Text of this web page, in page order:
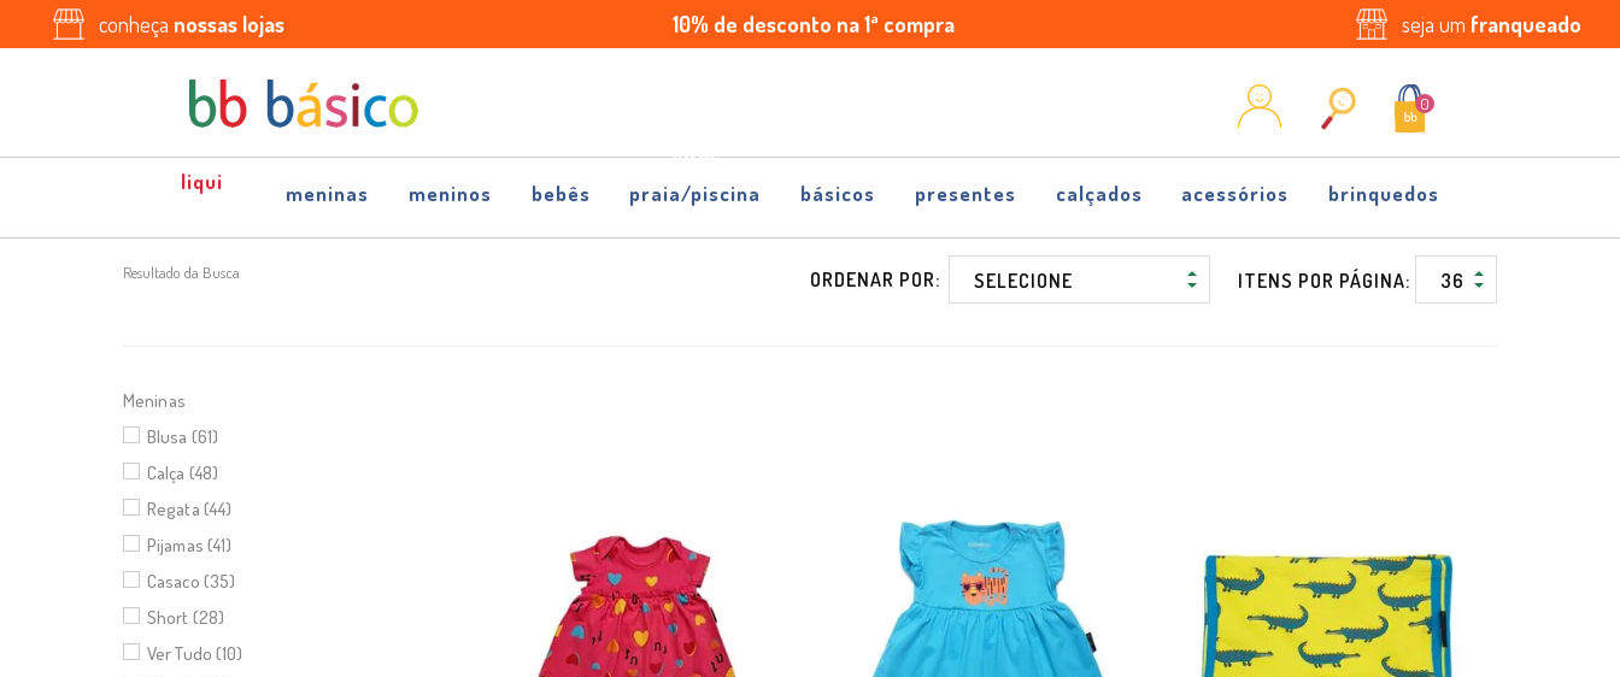
conheça nossas lojas 10% de desconto na 1ª compra
Enviamos
para
Parcele
em
juros
seja um franqueado
0
meninas meninos bebês praia/piscina básicos calçados acessórios brinquedos
presentes
Resultado da Busca ORDENAR POR: ITENS POR PÁGINA:
Meninas
Blusa (61)
Calça (48)
Regata (44)
Pijamas (41)
Casaco (35)
Short (28)
Ver Tudo (10)